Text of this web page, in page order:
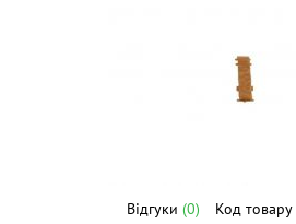
Відгуки (0) Код товару